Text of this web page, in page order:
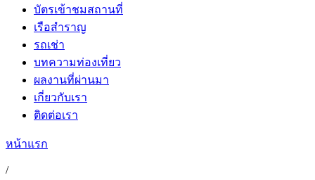
บัตรเข้าชมสถานที่
เรือสำราญ
รถเช่า
บทความท่องเที่ยว
ผลงานที่ผ่านมา
เกี่ยวกับเรา
ติดต่อเรา
หน้าแรก
/